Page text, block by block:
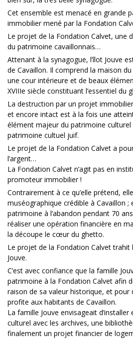
Cet ensemble est menacé en grande
immobilier mené par la Fondation
Le projet de la Fondation Calvet, une
du patrimoine cavaillonnais…
Attenant à la synagogue, l’îlot Jouve
de Cavaillon. Il comprend la maison du
une cour intérieure et de beaux
XVIIIe siècle constituant l’essentiel du
La destruction par un projet
et encore intact est à la fois une
élément majeur du patrimoine culturel
patrimoine cultuel juif.
Le projet de la Fondation Calvet a
l’argent…
La Fondation Calvet n’agit pas en
promoteur immobilier !
Contrairement à ce qu’elle prétend,
muséographique crédible à Cavaillon ;
patrimoine à l’abandon pendant 70
réaliser une opération financière en
la découpe le cœur du ghetto.
Le projet de la Fondation Calvet
Jouve.
C’est avec confiance que la famille
patrimoine à la Fondation Calvet afin
raison de sa valeur historique, et pour
profite aux habitants de Cavaillon.
La famille Jouve envisageait
culturel avec les archives, une
finalement un projet financier de